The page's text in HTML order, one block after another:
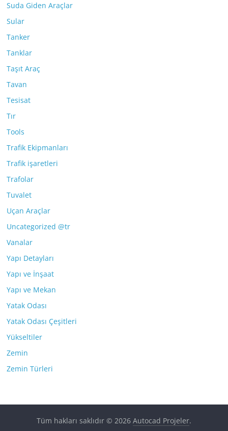
Suda Giden Araçlar
Sular
Tanker
Tanklar
Taşıt Araç
Tavan
Tesisat
Tır
Tools
Trafik Ekipmanları
Trafik işaretleri
Trafolar
Tuvalet
Uçan Araçlar
Uncategorized @tr
Vanalar
Yapı Detayları
Yapı ve İnşaat
Yapı ve Mekan
Yatak Odası
Yatak Odası Çeşitleri
Yükseltiler
Zemin
Zemin Türleri
Tüm hakları saklıdır © 2026 Autocad Projeler.